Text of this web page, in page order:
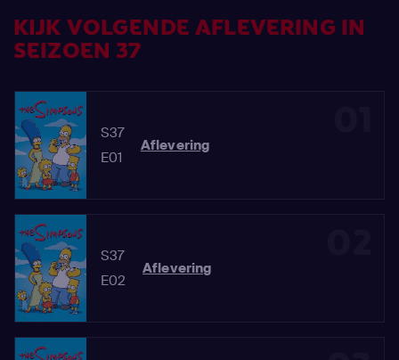
KIJK VOLGENDE AFLEVERING IN
SEIZOEN 37
S37
E01
Aflevering
S37
E02
Aflevering